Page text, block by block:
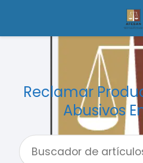
Reclamar
Abusivos